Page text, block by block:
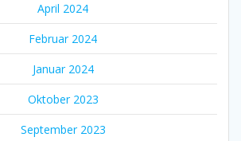
April 2024
Februar 2024
Januar 2024
Oktober 2023
September 2023